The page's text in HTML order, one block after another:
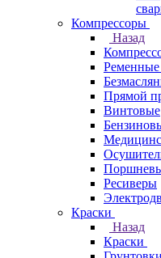
Компрессоры
Назад
Ременные
Прямой
Винтовые
Ресиверы
Краски
Назад
Краски